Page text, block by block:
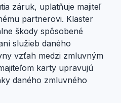
záruk, uplatňuje majiteľ
partnerovi. Klaster
škody spôsobené
služieb daného
vzťah medzi zmluvným
karty upravujú
daného zmluvného